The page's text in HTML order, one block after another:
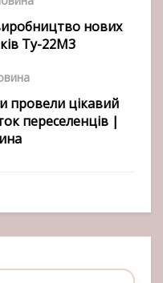
нових
Ту-22М3
провели цікавий
переселенців |